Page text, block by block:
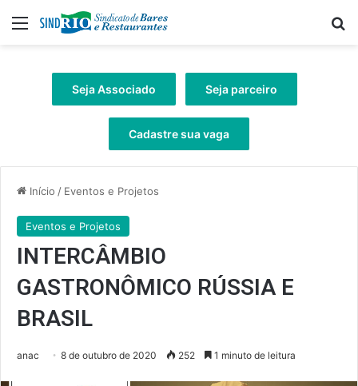
Menu
Seja Associado Seja parceiro
Cadastre sua vaga
Início / Eventos e Projetos
Eventos e Projetos
INTERCÂMBIO
GASTRONÔMICO RÚSSIA E
BRASIL
anac 8 de outubro de 2020 252 1 minuto de leitura